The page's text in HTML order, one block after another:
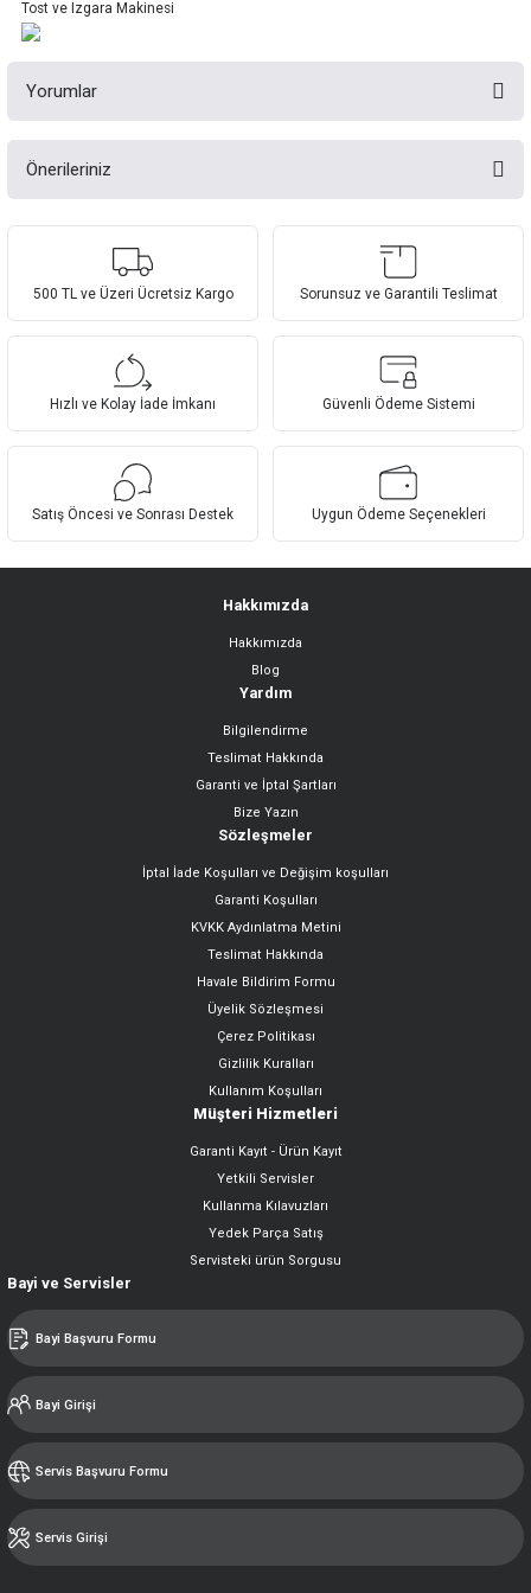
Tost ve Izgara Makinesi
Yorumlar
Önerileriniz
Bu ürünün fiyat bilgisi, resim, ürün açıklamalarında ve diğer konularda
yetersiz gördüğünüz noktaları öneri formunu kullanarak tarafımıza
Görüş ve önerileriniz için teşekkür ederiz.
Ürün resmi kalitesiz, bozuk veya görüntülenemiyor.
Ürün açıklamasında eksik bilgiler bulunuyor.
Bu ürüne benzer farklı alternatifler olmalı.
Gönder
500 TL ve Üzeri Ücretsiz Kargo Sorunsuz ve Garantili Teslimat
Hızlı ve Kolay İade İmkanı Güvenli Ödeme Sistemi
Satış Öncesi ve Sonrası Destek Uygun Ödeme Seçenekleri
Hakkımızda
Hakkımızda
Blog
Yardım
Bilgilendirme
Teslimat Hakkında
Garanti ve İptal Şartları
Bize Yazın
Sözleşmeler
İptal İade Koşulları ve Değişim koşulları
Garanti Koşulları
KVKK Aydınlatma Metini
Teslimat Hakkında
Havale Bildirim Formu
Üyelik Sözleşmesi
Çerez Politikası
Gizlilik Kuralları
Kullanım Koşulları
Müşteri Hizmetleri
Garanti Kayıt - Ürün Kayıt
Yetkili Servisler
Kullanma Kılavuzları
Yedek Parça Satış
Servisteki ürün Sorgusu
Bayi ve Servisler
Bayi Başvuru Formu
Bayi Girişi
Servis Başvuru Formu
Servis Girişi